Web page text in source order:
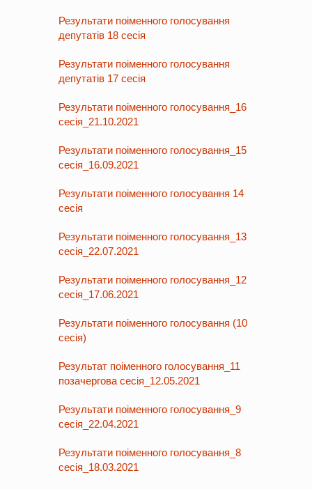
Результати поіменного голосування
депутатів 18 сесія
Результати поіменного голосування
депутатів 17 сесія
Результати поіменного голосування_16
сесія_21.10.2021
Результати поіменного голосування_15
сесія_16.09.2021
Результати поіменного голосування 14
сесія
Результати поіменного голосування_13
сесія_22.07.2021
Результати поіменного голосування_12
сесія_17.06.2021
Результати поіменного голосування (10
сесія)
Результат поіменного голосування_11
позачергова сесія_12.05.2021
Результати поіменного голосування_9
сесія_22.04.2021
Результати поіменного голосування_8
сесія_18.03.2021